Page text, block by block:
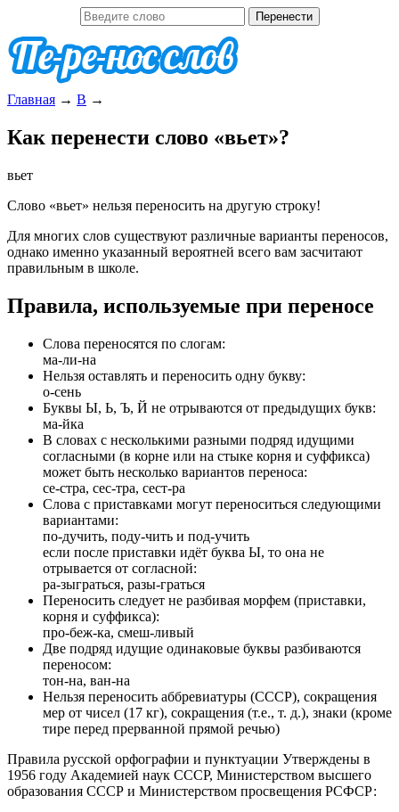
Главная → В →
Как перенести слово «вьет»?
вьет
Слово «вьет» нельзя переносить на другую строку!
Для многих слов существуют различные варианты переносов,
однако именно указанный вероятней всего вам засчитают
правильным в школе.
Правила, используемые при переносе
Слова переносятся по слогам:
ма-ли-на
Нельзя оставлять и переносить одну букву:
о-сень
Буквы Ы, Ь, Ъ, Й не отрываются от предыдущих букв:
ма-йка
В словах с несколькими разными подряд идущими
согласными (в корне или на стыке корня и суффикса)
может быть несколько вариантов переноса:
се-стра, сес-тра, сест-ра
Слова с приставками могут переноситься следующими
вариантами:
по-дучить, поду-чить и под-учить
если после приставки идёт буква Ы, то она не
отрывается от согласной:
ра-зыграться, разы-граться
Переносить следует не разбивая морфем (приставки,
корня и суффикса):
про-беж-ка, смеш-ливый
Две подряд идущие одинаковые буквы разбиваются
переносом:
тон-на, ван-на
Нельзя переносить аббревиатуры (СССР), сокращения
мер от чисел (17 кг), сокращения (т.е., т. д.), знаки (кроме
тире перед прерванной прямой речью)
Правила русской орфографии и пунктуации Утверждены в
1956 году Академией наук СССР, Министерством высшего
образования СССР и Министерством просвещения РСФСР: